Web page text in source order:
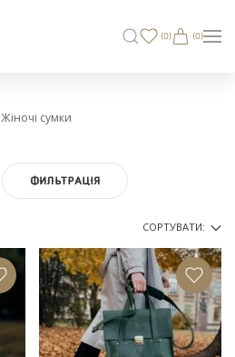
(0) (0)
Жіночі сумки
ФИЛЬТРАЦІЯ
СОРТУВАТИ: